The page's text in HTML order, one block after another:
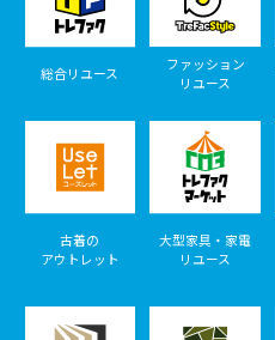
総合リユース
ファッション
リユース
古着の
アウトレット
大型家具・家電
リユース